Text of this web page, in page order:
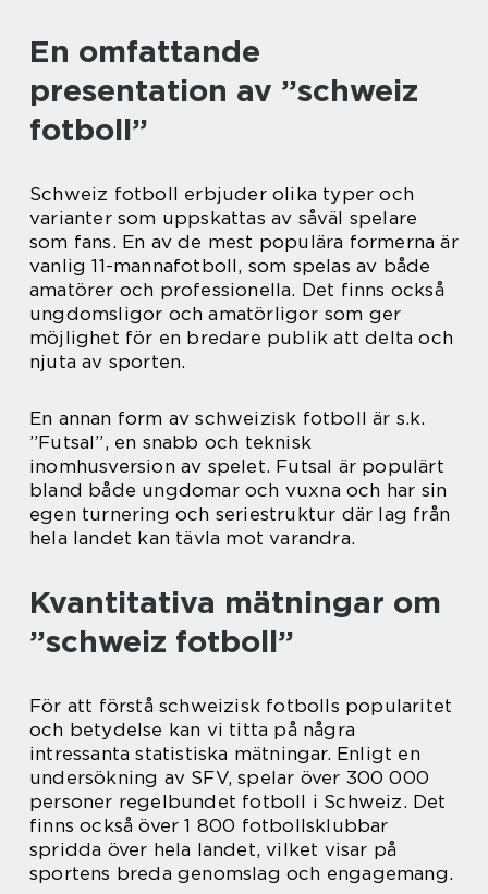
En omfattande
presentation av ”schweiz
fotboll”
Schweiz fotboll erbjuder olika typer och
varianter som uppskattas av såväl spelare
som fans. En av de mest populära formerna är
vanlig 11-mannafotboll, som spelas av både
amatörer och professionella. Det finns också
ungdomsligor och amatörligor som ger
möjlighet för en bredare publik att delta och
njuta av sporten.
En annan form av schweizisk fotboll är s.k.
”Futsal”, en snabb och teknisk
inomhusversion av spelet. Futsal är populärt
bland både ungdomar och vuxna och har sin
egen turnering och seriestruktur där lag från
hela landet kan tävla mot varandra.
Kvantitativa mätningar om
”schweiz fotboll”
För att förstå schweizisk fotbolls popularitet
och betydelse kan vi titta på några
intressanta statistiska mätningar. Enligt en
undersökning av SFV, spelar över 300 000
personer regelbundet fotboll i Schweiz. Det
finns också över 1 800 fotbollsklubbar
spridda över hela landet, vilket visar på
sportens breda genomslag och engagemang.